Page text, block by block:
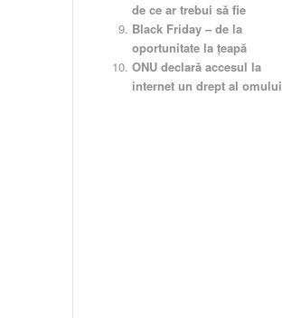
de ce ar trebui să fie
Black Friday – de la
oportunitate la țeapă
ONU declară accesul la
internet un drept al omului